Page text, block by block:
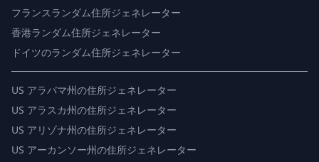
フランスランダム住所ジェネレーター
香港ランダム住所ジェネレーター
ドイツのランダム住所ジェネレーター
US アラバマ州の住所ジェネレーター
US アラスカ州の住所ジェネレーター
US アリゾナ州の住所ジェネレーター
US アーカンソー州の住所ジェネレーター